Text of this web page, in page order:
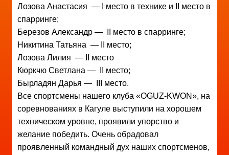
Лозова Анастасия — I место в технике и II место в
спарринге;
Березов Александр — II место в спарринге;
Никитина Татьяна — II место;
Лозова Лилия — II место
Кюркчю Светлана — II место;
Бырладян Дарья — III место.
Все спортсмены нашего клуба «OGUZ-KWON», на
соревнованиях в Кагуле выступили на хорошем
техническом уровне, проявили упорство и
желание победить. Очень обрадовал
проявленный командный дух наших спортсменов,